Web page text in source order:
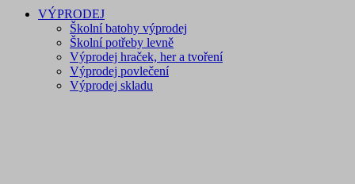
VÝPRODEJ
Školní batohy výprodej
Školní potřeby levně
Výprodej hraček, her a tvoření
Výprodej povlečení
Výprodej skladu